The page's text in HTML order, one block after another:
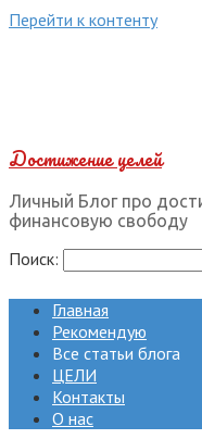
Перейти к контенту
Достижение целей
Личный Блог про
финансовую свободу
Поиск:
Главная
Рекомендую
Все статьи блога
ЦЕЛИ
Контакты
О нас